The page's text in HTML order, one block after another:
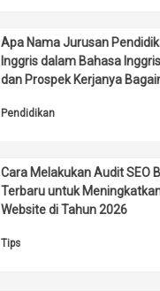
Apa Nama Jurusan
Inggris dalam Bahasa
dan Prospek Kerjanya
Pendidikan
Cara Melakukan Audit SEO
Terbaru untuk
Website di Tahun 2026
Tips